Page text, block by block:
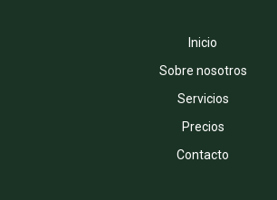
Inicio
Sobre nosotros
Servicios
Precios
Contacto